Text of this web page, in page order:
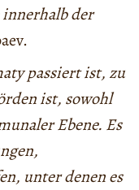
der
passiert ist, zu
ist, sowohl
Ebene. Es
unter denen es